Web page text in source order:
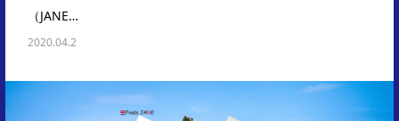
（JANE…
2020.04.2